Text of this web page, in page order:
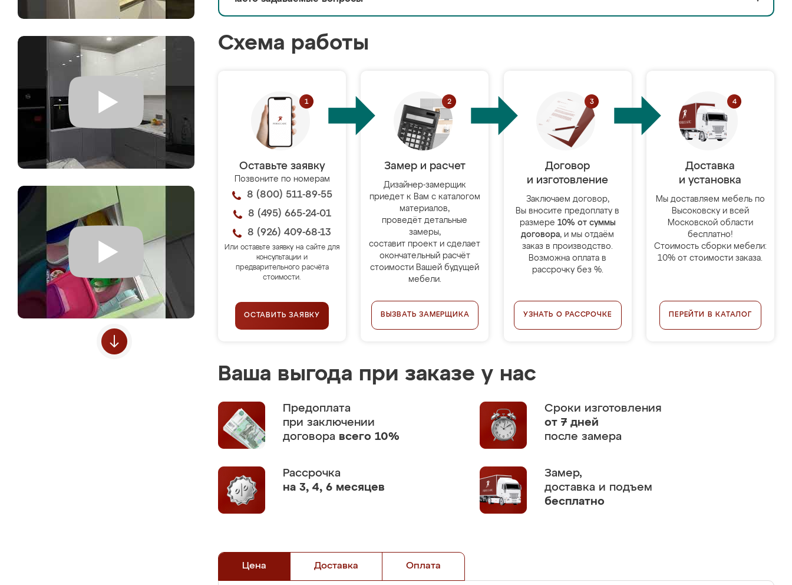
Схема работы
Оставьте заявку
Позвоните по номерам
8 (800) 511-89-55
8 (495) 665-24-01
8 (926) 409-68-13
Или оставьте заявку на сайте для
консультации и
предварительного расчёта
стоимости.
ОСТАВИТЬ ЗАЯВКУ
Замер и расчет
Дизайнер-замерщик
приедет к Вам с каталогом
материалов,
проведёт детальные
замеры,
составит проект и сделает
окончательный расчёт
стоимости Вашей будущей
мебели.
ВЫЗВАТЬ ЗАМЕРЩИКА
Договор
и изготовление
Заключаем договор,
Вы вносите предоплату в
размере 10% от суммы
договора, и мы отдаём
заказ в производство.
Возможна оплата в
рассрочку без %.
УЗНАТЬ О РАССРОЧКЕ
Доставка
и установка
Мы доставляем мебель по
Высоковску и всей
Московской области
бесплатно!
Стоимость сборки мебели:
10% от стоимости заказа.
ПЕРЕЙТИ В КАТАЛОГ
Ваша выгода при заказе у нас
Предоплата
при заключении
договора всего 10%
Сроки изготовления
от 7 дней
после замера
Рассрочка
на 3, 4, 6 месяцев
Замер,
доставка и подъем
бесплатно
Цена Доставка Оплата